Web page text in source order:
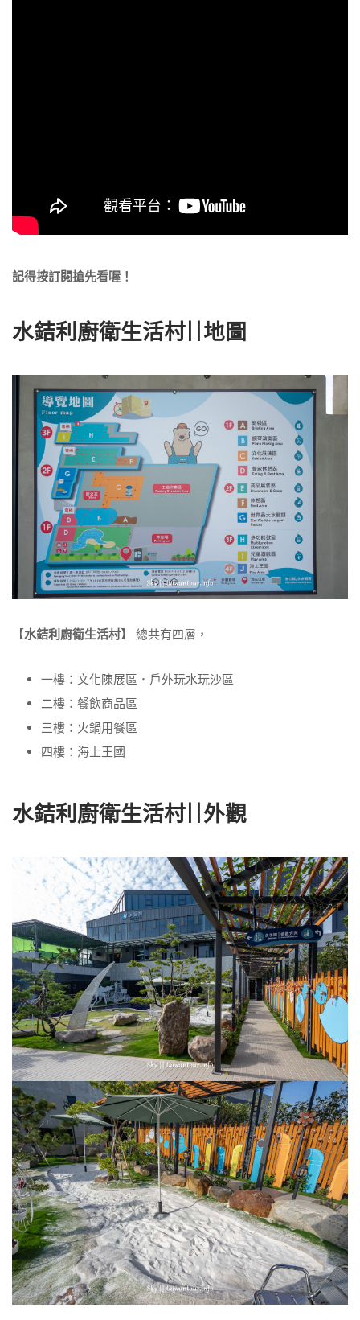
記得按訂閱搶先看喔！
水銡利廚衛生活村||地圖
【水銡利廚衛生活村】 總共有四層，
一樓：文化陳展區．戶外玩水玩沙區
二樓：餐飲商品區
三樓：火鍋用餐區
四樓：海上王國
水銡利廚衛生活村||外觀